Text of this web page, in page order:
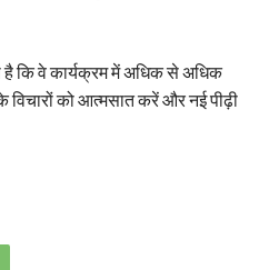
है कि वे कार्यक्रम में अधिक से अधिक
विचारों को आत्मसात करें और नई पीढ़ी